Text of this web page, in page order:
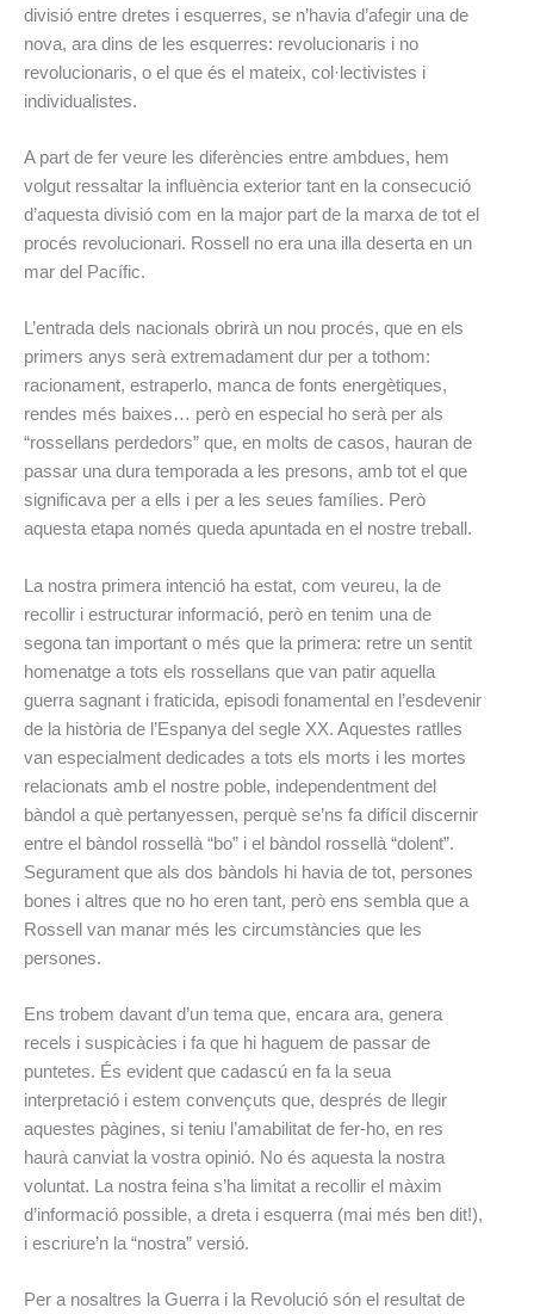
divisió entre dretes i esquerres, se n’havia d’afegir una de
nova, ara dins de les esquerres: revolucionaris i no
revolucionaris, o el que és el mateix, col·lectivistes i
individualistes.
A part de fer veure les diferències entre ambdues, hem
volgut ressaltar la influència exterior tant en la consecució
d’aquesta divisió com en la major part de la marxa de tot el
procés revolucionari. Rossell no era una illa deserta en un
mar del Pacífic.
L’entrada dels nacionals obrirà un nou procés, que en els
primers anys serà extremadament dur per a tothom:
racionament, estraperlo, manca de fonts energètiques,
rendes més baixes… però en especial ho serà per als
“rossellans perdedors” que, en molts de casos, hauran de
passar una dura temporada a les presons, amb tot el que
significava per a ells i per a les seues famílies. Però
aquesta etapa només queda apuntada en el nostre treball.
La nostra primera intenció ha estat, com veureu, la de
recollir i estructurar informació, però en tenim una de
segona tan important o més que la primera: retre un sentit
homenatge a tots els rossellans que van patir aquella
guerra sagnant i fraticida, episodi fonamental en l’esdevenir
de la història de l’Espanya del segle XX. Aquestes ratlles
van especialment dedicades a tots els morts i les mortes
relacionats amb el nostre poble, independentment del
bàndol a què pertanyessen, perquè se’ns fa difícil discernir
entre el bàndol rossellà “bo” i el bàndol rossellà “dolent”.
Segurament que als dos bàndols hi havia de tot, persones
bones i altres que no ho eren tant, però ens sembla que a
Rossell van manar més les circumstàncies que les
persones.
Ens trobem davant d’un tema que, encara ara, genera
recels i suspicàcies i fa que hi haguem de passar de
puntetes. És evident que cadascú en fa la seua
interpretació i estem convençuts que, després de llegir
aquestes pàgines, si teniu l’amabilitat de fer-ho, en res
haurà canviat la vostra opinió. No és aquesta la nostra
voluntat. La nostra feina s’ha limitat a recollir el màxim
d’informació possible, a dreta i esquerra (mai més ben dit!),
i escriure’n la “nostra” versió.
Per a nosaltres la Guerra i la Revolució són el resultat de